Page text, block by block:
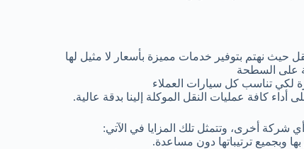
نهتم بتوفير خدمات مميزة بأسعار لا مثيل لها
على السطحة
لكي تناسب كل سيارات العملاء
كافة عمليات النقل الموكلة إلينا بدقة عالية.
شركة أخرى، وتتمثل تلك المزايا في الآتي:
وبجميع ترتيباتها دون مساعدة.